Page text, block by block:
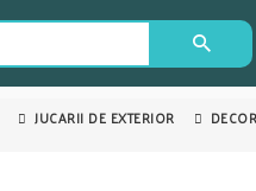
JUCARII DE EXTERIOR